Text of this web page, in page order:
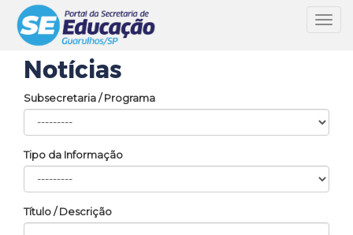
Notícias
Subsecretaria / Programa
Tipo da Informação
Título / Descrição